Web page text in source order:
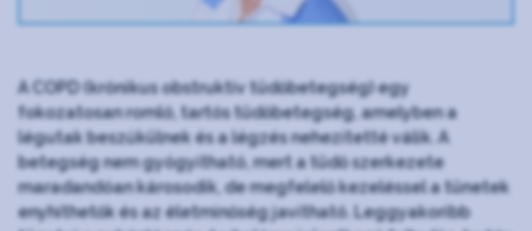
A COPD (krónikus obstruktív tüdőbetegség) egy
fokozatosan romló, tartós tüdőbetegség, amelyben a
légutak beszűkülnek és a légzés nehezítetté válik. A
betegség nem gyógyítható, mert a tüdő szerkezete
maradandóan károsodik, de megfelelő kezeléssel a tünetek
enyhíthetők és az életminőség javítható. Leggyakoribb